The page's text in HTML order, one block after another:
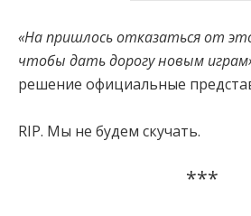
«На пришлось отказаться от
чтобы дать дорогу новым
решение официальные
RIP. Мы не будем скучать.
***